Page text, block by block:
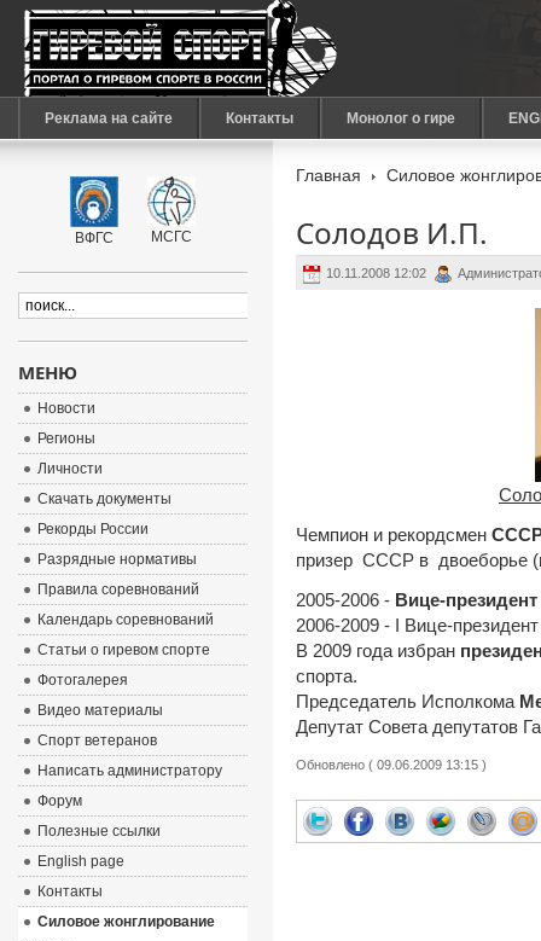
Реклама на сайте Контакты Монолог о гире
Главная Силовое
Солодов И.П.
10.11.2008 12:02
Чемпион и рекордсмен
призер СССР в двоеборье (
2005-2006 - Вице-
2006-2009 - I Вице-
В 2009 года избран
спорта.
Председатель Исполкома
Депутат Совета депутатов
Обновлено ( 09.06.2009 13:15 )
ВФГС МСГС
МЕНЮ
Новости
Регионы
Личности
Скачать документы
Рекорды России
Разрядные нормативы
Правила соревнований
Календарь соревнований
Статьи о гиревом спорте
Фотогалерея
Видео материалы
Спорт ветеранов
Написать администратору
Форум
Полезные ссылки
English page
Контакты
Силовое жонглирование